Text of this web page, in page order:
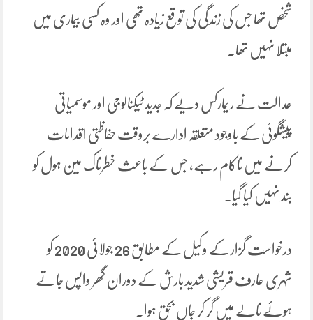
شخص تھا جس کی زندگی کی توقع زیادہ تھی اور وہ کسی بیماری میں
مبتلا نہیں تھا۔
عدالت نے ریمارکس دیے کہ جدید ٹیکنالوجی اور موسمیاتی
پیشگوئی کے باوجود متعلقہ ادارے بروقت حفاظتی اقدامات
کرنے میں ناکام رہے، جس کے باعث خطرناک مین ہول کو
بند نہیں کیا گیا۔
درخواست گزار کے وکیل کے مطابق 26 جولائی 2020 کو
شہری عارف قریشی شدید بارش کے دوران گھر واپس جاتے
ہوئے نالے میں گر کر جاں بحق ہوا۔